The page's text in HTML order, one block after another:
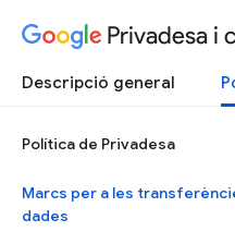
Privadesa i
Descripció general
Política de Privadesa
Marcs per a les
dades